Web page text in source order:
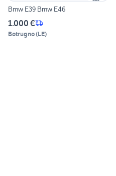
Bmw E39 Bmw E46
1.000 €
Botrugno(LE)